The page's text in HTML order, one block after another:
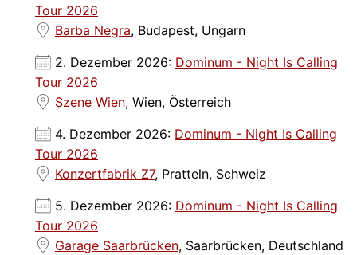
Tour 2026
Barba Negra, Budapest, Ungarn
2. Dezember 2026: Dominum - Night Is Calling
Tour 2026
Szene Wien, Wien, Österreich
4. Dezember 2026: Dominum - Night Is Calling
Tour 2026
Konzertfabrik Z7, Pratteln, Schweiz
5. Dezember 2026: Dominum - Night Is Calling
Tour 2026
Garage Saarbrücken, Saarbrücken, Deutschland